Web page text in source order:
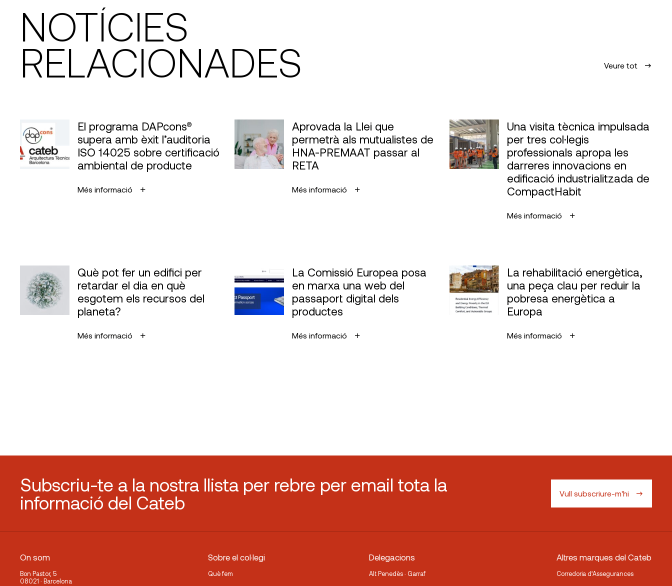
NOTÍCIES
RELACIONADES Veure tot
El programa DAPcons®
supera amb èxit l’auditoria
ISO 14025 sobre certificació
ambiental de producte
Més informació
Aprovada la Llei que
permetrà als mutualistes de
HNA-PREMAAT passar al
RETA
Més informació
Una visita tècnica impulsada
per tres col·legis
professionals apropa les
darreres innovacions en
edificació industrialitzada de
CompactHabit
Més informació
Què pot fer un edifici per
retardar el dia en què
esgotem els recursos del
planeta?
Més informació
La Comissió Europea posa
en marxa una web del
passaport digital dels
productes
Més informació
La rehabilitació energètica,
una peça clau per reduir la
pobresa energètica a
Europa
Més informació
Subscriu-te a la nostra llista per rebre per email tota la
informació del Cateb
Vull subscriure-m'hi
On som
Bon Pastor, 5
08021 · Barcelona
Sobre el col·legi
Què fem
Delegacions
Alt Penedès · Garraf
Altres marques del Cateb
Corredoria d’Assegurances